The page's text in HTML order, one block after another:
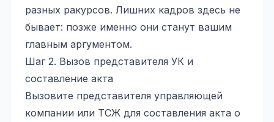
разных ракурсов. Лишних кадров здесь не
бывает: позже именно они станут вашим
главным аргументом.
Шаг 2. Вызов представителя УК и
составление акта
Вызовите представителя управляющей
компании или ТСЖ для составления акта о